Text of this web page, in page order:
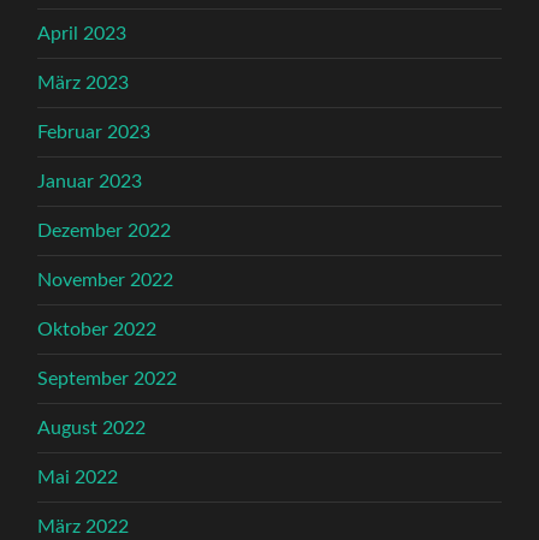
April 2023
März 2023
Februar 2023
Januar 2023
Dezember 2022
November 2022
Oktober 2022
September 2022
August 2022
Mai 2022
März 2022